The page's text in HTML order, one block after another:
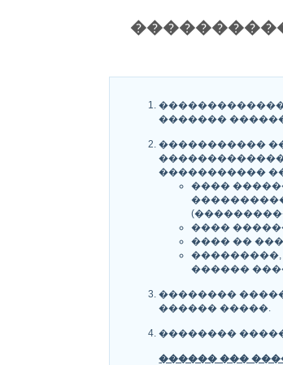
�������
�����������
�����������
����
����
���� ��
���������,
������
��������
������ �����.
��������
������ ���